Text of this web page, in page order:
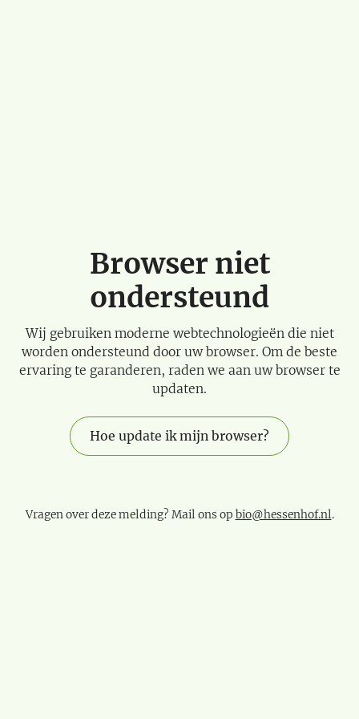
Browser niet
ondersteund
Wij gebruiken moderne webtechnologieën die niet
worden ondersteund door uw browser. Om de beste
ervaring te garanderen, raden we aan uw browser te
updaten.
Hoe update ik mijn browser?
Vragen over deze melding? Mail ons op bio@hessenhof.nl.